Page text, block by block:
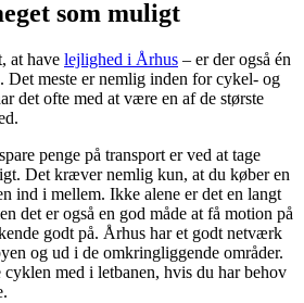
som muligt
at have lejlighed i Århus – er der også én
Det meste er nemlig inden for cykel- og
det ofte med at være en af de største
penge på transport er ved at tage
Det kræver nemlig kun, at du køber en
ind i mellem. Ikke alene er det en langt
det er også en god måde at få motion på
godt på. Århus har et godt netværk
og ud i de omkringliggende områder.
cyklen med i letbanen, hvis du har behov